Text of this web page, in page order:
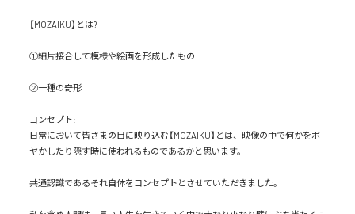
【MOZAIKU】とは?
①細片接合して模様や絵画を形成したもの
②一種の奇形
コンセプト:
日常において皆さまの目に映り込む【MOZAIKU】とは、映像の中で何かをボ
ヤかしたり隠す時に使われるものであるかと思います。
共通認識であるそれ自体をコンセプトとさせていただきました。